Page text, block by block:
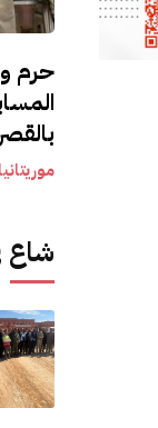
حرم
موريتانيا
شاع